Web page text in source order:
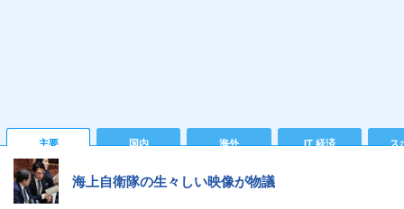
主要 国内 海外 IT 経済 ス
海上自衛隊の生々しい映像が物議